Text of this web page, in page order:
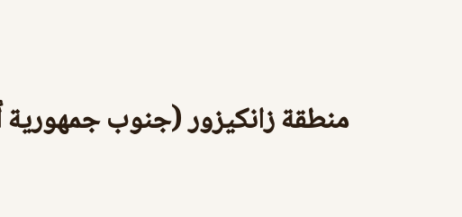
منطقة زانكيزور (جنوب جمهورية